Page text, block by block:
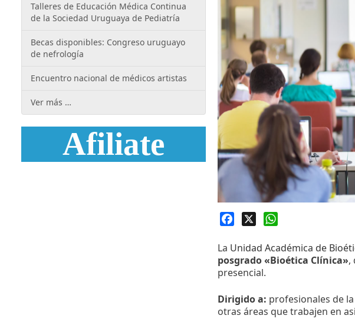
Facebook
La Unidad Académica de
posgrado «Bioética Clínica»,
presencial.
Dirigido a: profesionales de
otras áreas que trabajen en
Talleres de Educación Médica Continua
de la Sociedad Uruguaya de Pediatría
Becas disponibles: Congreso uruguayo
de nefrología
Encuentro nacional de médicos artistas
Ver más …
Afiliate